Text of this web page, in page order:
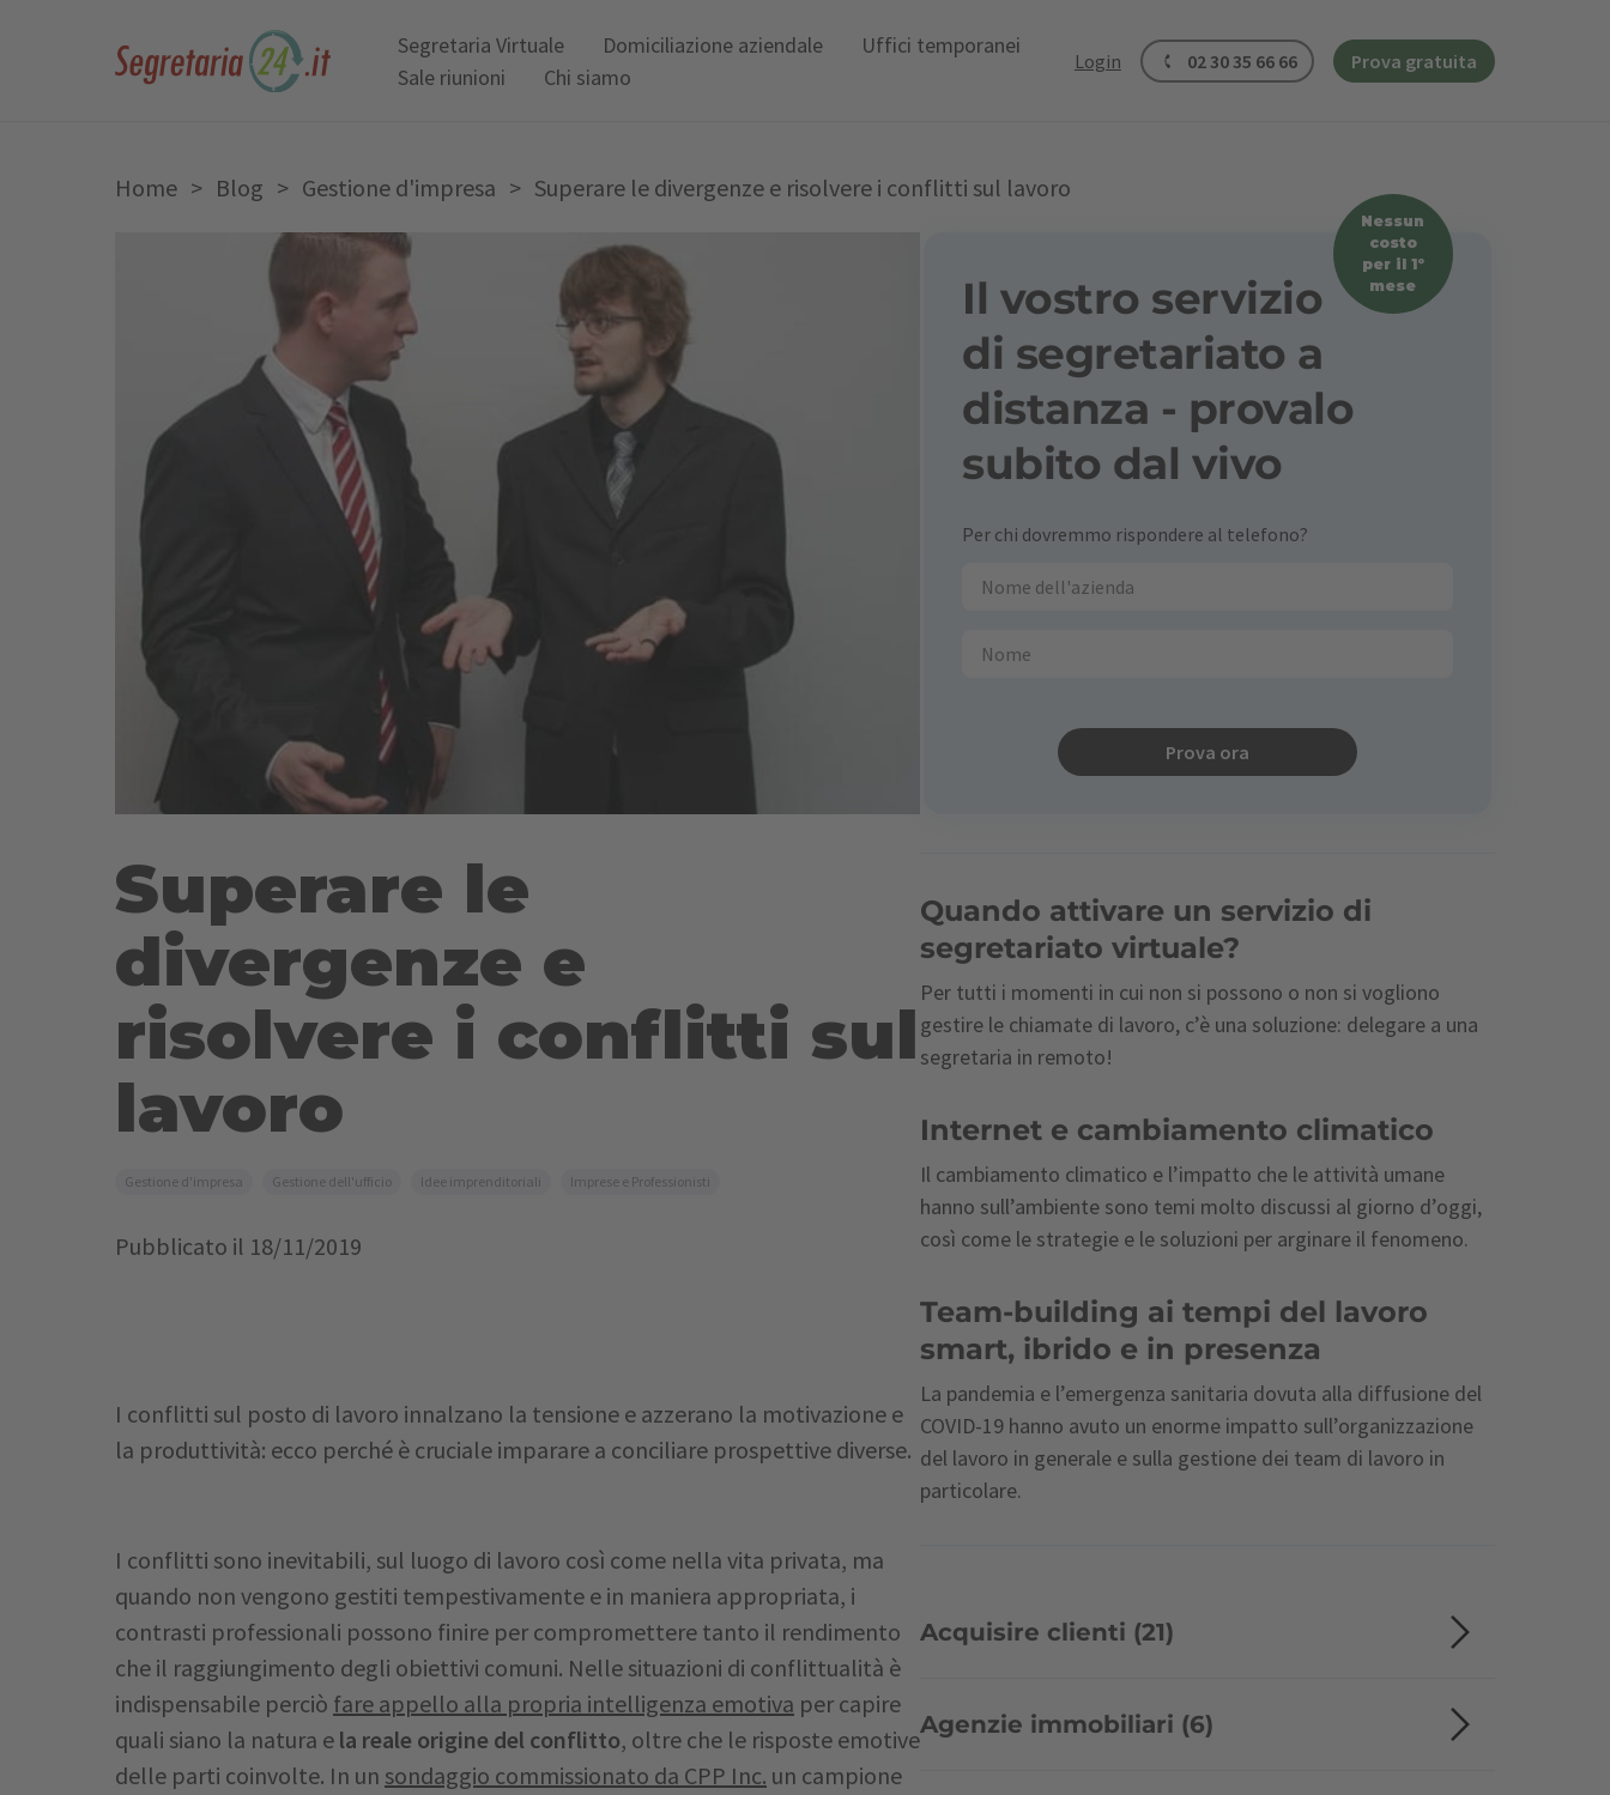
Segretaria Virtuale Domiciliazione aziendale
Uffici temporanei
Sale riunioni
Chi siamo
Login 02 30 35 66 66 Prova gratuita
Home > Blog > Gestione d'impresa > Superare le divergenze e risolvere i conflitti sul lavoro
Superare le
divergenze e
risolvere i conflitti sul
lavoro
Gestione d'impresa Gestione dell'ufficio Idee imprenditoriali Imprese e Professionisti
Pubblicato il 18/11/2019
I conflitti sul posto di lavoro innalzano la tensione e azzerano la motivazione e
la produttività: ecco perché è cruciale imparare a conciliare prospettive diverse.
I conflitti sono inevitabili, sul luogo di lavoro così come nella vita privata, ma
quando non vengono gestiti tempestivamente e in maniera appropriata, i
contrasti professionali possono finire per compromettere tanto il rendimento
che il raggiungimento degli obiettivi comuni. Nelle situazioni di conflittualità è
indispensabile perciò fare appello alla propria intelligenza emotiva per capire
quali siano la natura e la reale origine del conflitto, oltre che le risposte emotive
delle parti coinvolte. In un sondaggio commissionato da CPP Inc. un campione
Nessun
costo
per il 1º
mese
Il vostro servizio
di segretariato a
distanza - provalo
subito dal vivo
Per chi dovremmo rispondere al telefono?
Prova ora
Quando attivare un servizio di
segretariato virtuale?
Per tutti i momenti in cui non si possono o non si vogliono
gestire le chiamate di lavoro, c’è una soluzione: delegare a una
segretaria in remoto!
Internet e cambiamento climatico
Il cambiamento climatico e l’impatto che le attività umane
hanno sull’ambiente sono temi molto discussi al giorno d’oggi,
così come le strategie e le soluzioni per arginare il fenomeno.
Team-building ai tempi del lavoro
smart, ibrido e in presenza
La pandemia e l’emergenza sanitaria dovuta alla diffusione del
COVID-19 hanno avuto un enorme impatto sull’organizzazione
del lavoro in generale e sulla gestione dei team di lavoro in
particolare.
Acquisire clienti (21)
Agenzie immobiliari (6)